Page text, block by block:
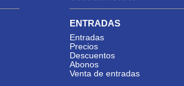
ENTRADAS
Entradas
Precios
Descuentos
Abonos
Venta de entradas